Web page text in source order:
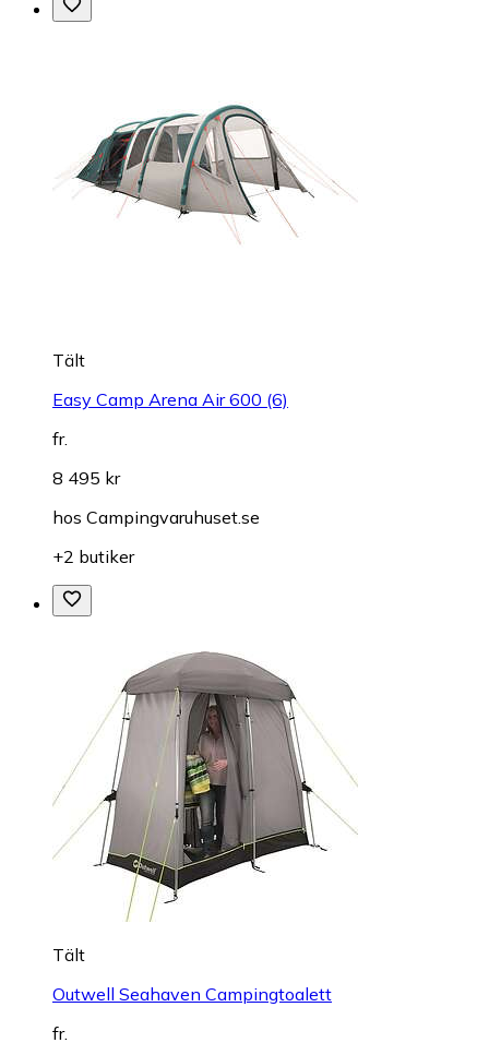
Tält
Easy Camp Arena Air 600 (6)
fr.
8 495 kr
hos Campingvaruhuset.se
+2 butiker
Tält
Outwell Seahaven Campingtoalett
fr.